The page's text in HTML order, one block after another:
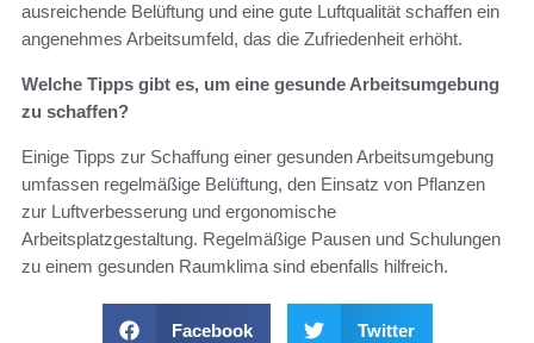
ausreichende Belüftung und eine gute Luftqualität schaffen ein
angenehmes Arbeitsumfeld, das die Zufriedenheit erhöht.
Welche Tipps gibt es, um eine gesunde Arbeitsumgebung
zu schaffen?
Einige Tipps zur Schaffung einer gesunden Arbeitsumgebung
umfassen regelmäßige Belüftung, den Einsatz von Pflanzen
zur Luftverbesserung und ergonomische
Arbeitsplatzgestaltung. Regelmäßige Pausen und Schulungen
zu einem gesunden Raumklima sind ebenfalls hilfreich.
Facebook Twitter